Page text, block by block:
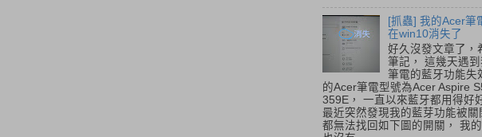
[抓蟲] 我的Acer筆
在win10消失了
好久沒發文章了，
筆記， 這幾天遇
筆電的藍牙功能失
的Acer筆電型號為Acer Aspire
359E， 一直以來藍牙都用得好
最近突然發現我的藍芽功能被關
都無法找回如下圖的開關， 我